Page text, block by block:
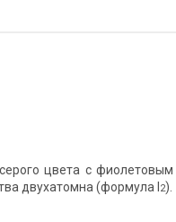
цвета с фиолетовым
двухатомна (формула I
2).